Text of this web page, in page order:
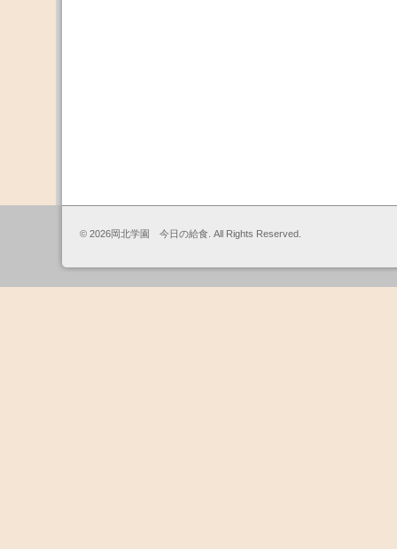
© 2026岡北学園 今日の給食. All Rights Reserved.